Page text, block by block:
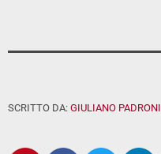
SCRITTO DA: GIULIANO PADRONI